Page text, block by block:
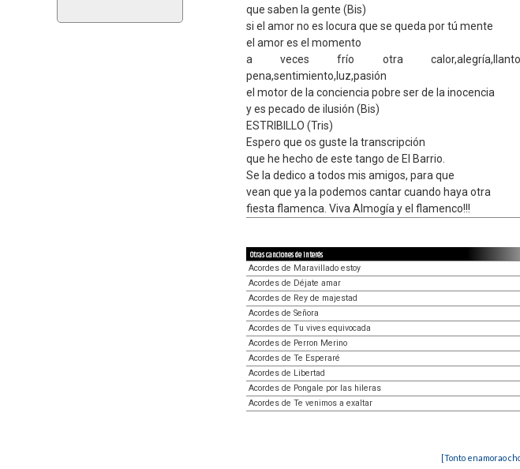
que saben la gente (Bis)
si el amor no es locura que se queda por tú mente
el amor es el momento
a veces frío otra
pena,sentimiento,luz,pasión
el motor de la conciencia pobre ser de la inocencia
y es pecado de ilusión (Bis)
ESTRIBILLO (Tris)
Espero que os guste la transcripción
que he hecho de este tango de El Barrio.
Se la dedico a todos mis amigos, para que
vean que ya la podemos cantar cuando haya otra
fiesta flamenca. Viva Almogía y el flamenco!!!
Otras canciones de interés
Acordes de Maravillado estoy
Acordes de Déjate amar
Acordes de Rey de majestad
Acordes de Señora
Acordes de Tu vives equivocada
Acordes de Perron Merino
Acordes de Te Esperaré
Acordes de Libertad
Acordes de Pongale por las hileras
Acordes de Te venimos a exaltar
[Tonto enamorao